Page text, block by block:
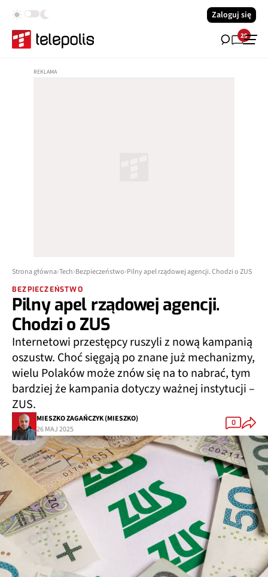
Zaloguj się
29
Strona główna Tech Bezpieczeństwo Pilny apel rządowej agencji. Chodzi o ZUS
BEZPIECZEŃSTWO
Pilny apel rządowej agencji.
Chodzi o ZUS
Internetowi przestępcy ruszyli z nową kampanią
oszustw. Choć sięgają po znane już mechanizmy,
wielu Polaków może znów się na to nabrać, tym
bardziej że kampania dotyczy ważnej instytucji –
ZUS.
MIESZKO ZAGAŃCZYK (MIESZKO)
26 MAJ 2025
0